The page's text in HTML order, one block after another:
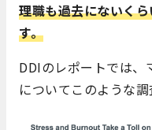
理職も過去にないく
す。
DDIのレポートでは、
についてこのような調